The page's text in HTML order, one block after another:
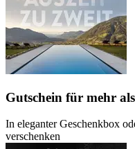
Gutschein für mehr
In eleganter Geschenkbox
verschenken